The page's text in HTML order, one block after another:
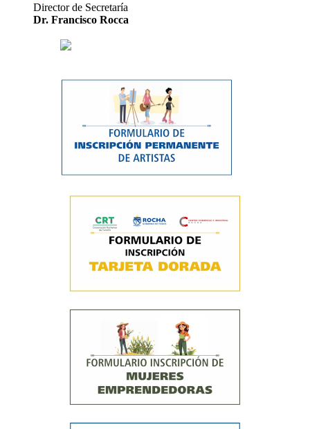
Director de Secretaría
Dr. Francisco Rocca